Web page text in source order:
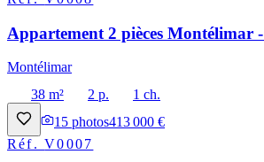
Appartement 2 pièces Montélimar
Montélimar
38 m²
2 p.
1 ch.
15 photos413 000 €
Réf.V0007